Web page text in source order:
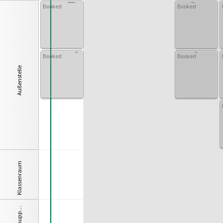
Außenstelle
Klassenraum
n
Booked Booked
Booked Booked